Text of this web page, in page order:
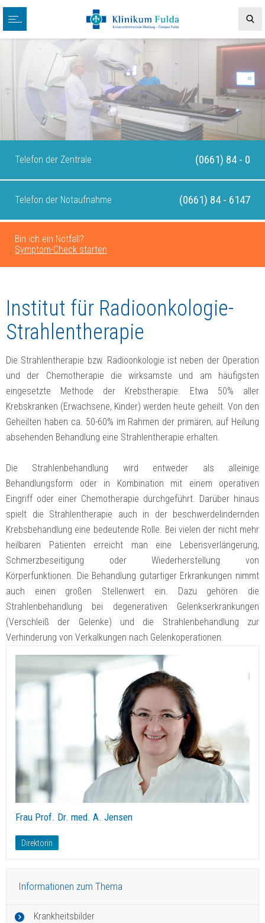
Telefon der Zentrale (0661) 84 - 0
Telefon der Notaufnahme (0661) 84 - 6147
Bin ich ein Notfall?
Symptom-Check starten
Frau Prof. Dr. med. A. Jensen
Direktorin
Informationen zum Thema
Krankheitsbilder
Institut für Radioonkologie-
Strahlentherapie
Die Strahlentherapie bzw. Radioonkologie ist neben der Operation
und der Chemotherapie die wirksamste und am häufigsten
eingesetzte Methode der Krebstherapie. Etwa 50% aller
Krebskranken (Erwachsene, Kinder) werden heute geheilt. Von den
Geheilten haben ca. 50-60% im Rahmen der primären, auf Heilung
absehenden Behandlung eine Strahlentherapie erhalten.
Die Strahlenbehandlung wird entweder als alleinige
Behandlungsform oder in Kombination mit einem operativen
Eingriff oder einer Chemotherapie durchgeführt. Darüber hinaus
spielt die Strahlentherapie auch in der beschwerdelindernden
Krebsbehandlung eine bedeutende Rolle. Bei vielen der nicht mehr
heilbaren Patienten erreicht man eine Lebensverlängerung,
Schmerzbeseitigung oder Wiederherstellung von
Körperfunktionen. Die Behandlung gutartiger Erkrankungen nimmt
auch einen großen Stellenwert ein. Dazu gehören die
Strahlenbehandlung bei degenerativen Gelenkserkrankungen
(Verschleiß der Gelenke) und die Strahlenbehandlung zur
Verhinderung von Verkalkungen nach Gelenkoperationen.